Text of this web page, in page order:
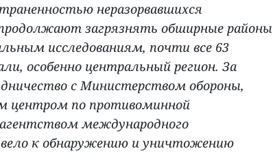
неразорвавшихся
загрязнять обширные районы
исследованиям, почти все 63
особенно центральный регион. За
с Министерством обороны,
центром по противоминной
международного
к обнаружению и уничтожению